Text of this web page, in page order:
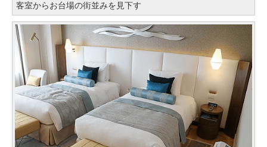
客室からお台場の街並みを見下す